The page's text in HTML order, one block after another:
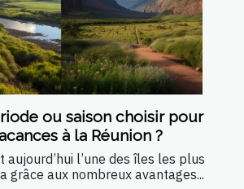
ou saison choisir pour
à la Réunion ?
aujourd’hui l’une des îles les plus
grâce aux nombreux avantages...